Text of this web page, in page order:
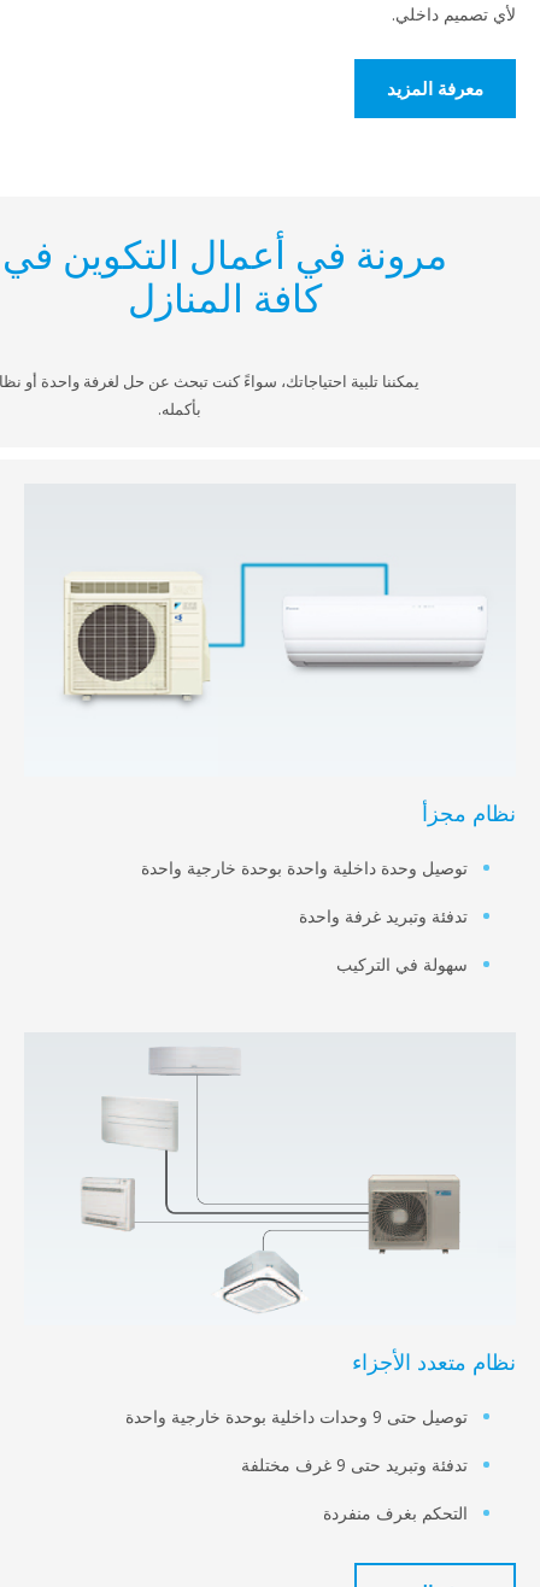
داخلي.
المزيد
مرونة في أعمال التكوين في
كافة المنازل
يمكننا تلبية احتياجاتك، سواءً كنت تبحث عن حل لغرفة واحدة أو نظام لمنزلك
وحدة داخلية واحدة بوحدة خارجية واحدة
وتبريد غرفة واحدة
في التركيب
الأجزاء
داخلية بوحدة خارجية واحدة
وتبريد حتى 9 غرف مختلفة
بغرف منفردة